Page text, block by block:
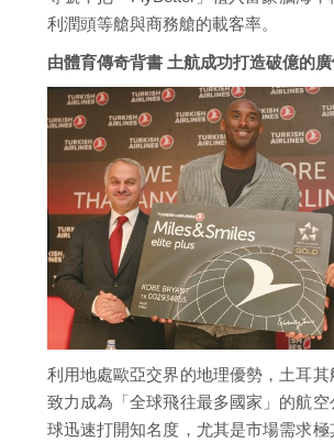
利潤頭等艙與商務艙的載客率。
由體育傳奇背書 土航成功打造破億的
利用地處歐亞交界的地理優勢，土耳其
致力成為「全球飛往最多國家」的航空
球迅速打開知名度，尤其是市場需求